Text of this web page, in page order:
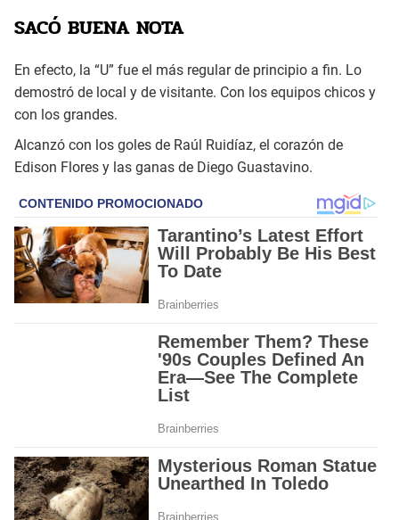
SACÓ BUENA NOTA
En efecto, la “U” fue el más regular de principio a fin. Lo
demostró de local y de visitante. Con los equipos chicos y
con los grandes.
Alcanzó con los goles de Raúl Ruidíaz, el corazón de
Edison Flores y las ganas de Diego Guastavino.